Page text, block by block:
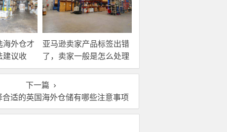
海外仓才
建议收
亚马逊卖家产品标签出错
了，卖家一般是怎么处理
的？
下一篇
合适的英国海外仓储有哪些注意事项